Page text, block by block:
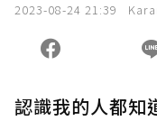
2023-08-24 21:39
認識我的人都知